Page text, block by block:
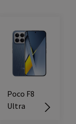
Poco F8
Ultra